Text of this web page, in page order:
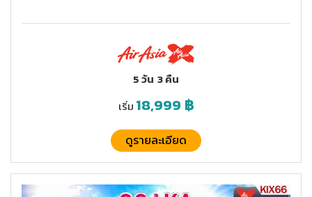
5 วัน 3 คืน
เริ่ม 18,999 ฿
ดูรายละเอียด